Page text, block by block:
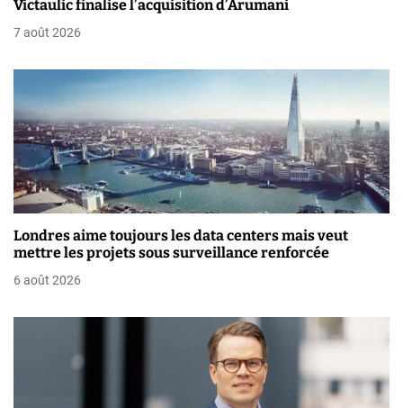
e
’
a
r
t
i
c
Victaulic finalise l’acquisition d’Arumani
7 août 2026
Londres aime toujours les data centers mais veut
mettre les projets sous surveillance renforcée
6 août 2026